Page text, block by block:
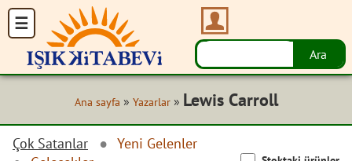
Ana sayfa » Yazarlar» Lewis Carroll
Çok Satanlar
Yeni Gelenler